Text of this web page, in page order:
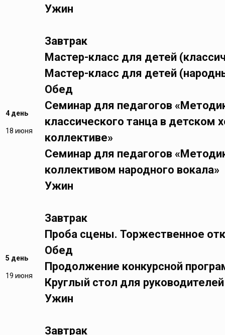
Ужин
4 день
18 июня
Завтрак
Мастер-класс для детей
Мастер-класс для детей
Обед
Семинар для педагогов
классического танца в детском
коллективе»
Семинар для педагогов
коллективом народного вокала»
Ужин
5 день
19 июня
Завтрак
Проба сцены. Торжественное
Обед
Продолжение конкурсной
Круглый стол для
Ужин
Завтрак